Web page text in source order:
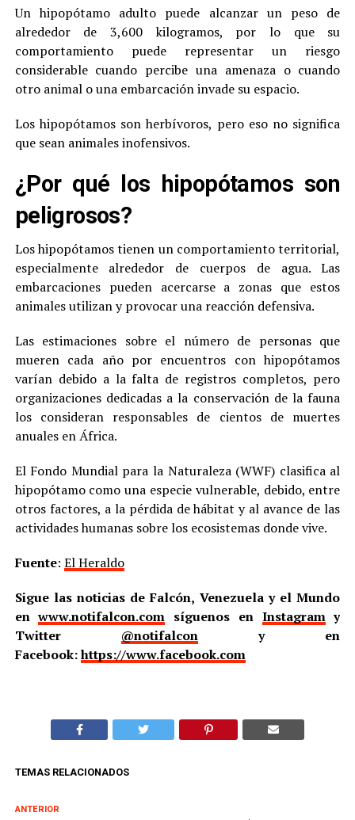
Un hipopótamo adulto puede alcanzar un peso de
alrededor de 3,600 kilogramos, por lo que su
comportamiento puede representar un riesgo
considerable cuando percibe una amenaza o cuando
otro animal o una embarcación invade su espacio.
Los hipopótamos son herbívoros, pero eso no significa
que sean animales inofensivos.
¿Por qué los hipopótamos son
peligrosos?
Los hipopótamos tienen un comportamiento territorial,
especialmente alrededor de cuerpos de agua. Las
embarcaciones pueden acercarse a zonas que estos
animales utilizan y provocar una reacción defensiva.
Las estimaciones sobre el número de personas que
mueren cada año por encuentros con hipopótamos
varían debido a la falta de registros completos, pero
organizaciones dedicadas a la conservación de la fauna
los consideran responsables de cientos de muertes
anuales en África.
El Fondo Mundial para la Naturaleza (WWF) clasifica al
hipopótamo como una especie vulnerable, debido, entre
otros factores, a la pérdida de hábitat y al avance de las
actividades humanas sobre los ecosistemas donde vive.
Fuente: El Heraldo
Sigue las noticias de Falcón, Venezuela y el Mundo
enwww.notifalcon.com síguenos en Instagramy
Twitter @notifalcony en
Facebook:https://www.facebook.com
TEMAS RELACIONADOS
ANTERIOR